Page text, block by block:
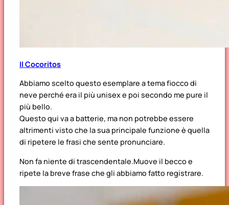
Il Cocoritos
Abbiamo scelto questo esemplare a tema fiocco di
neve perché era il più unisex e poi secondo me pure il
più bello.
Questo qui va a batterie, ma non potrebbe essere
altrimenti visto che la sua principale funzione è quella
di ripetere le frasi che sente pronunciare.
Non fa niente di trascendentale.Muove il becco e
ripete la breve frase che gli abbiamo fatto registrare.